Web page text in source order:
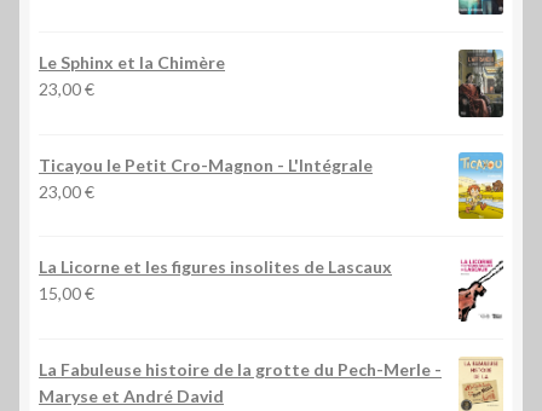
Le Sphinx et la Chimère
23,00€
Ticayou le Petit Cro-Magnon - L'Intégrale
23,00€
La Licorne et les figures insolites de Lascaux
15,00€
La Fabuleuse histoire de la grotte du Pech-Merle -
Maryse et André David